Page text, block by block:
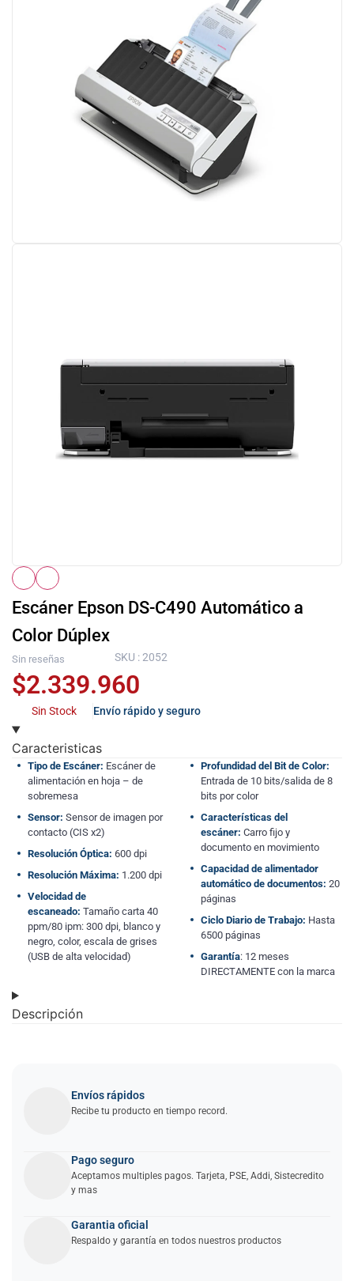
Escáner Epson DS-C490 Automático a
Color Dúplex
Sin reseñas SKU : 2052
$2.339.960
Sin Stock Envío rápido y seguro
Caracteristicas
Tipo de Escáner: Escáner de
alimentación en hoja – de
sobremesa
Sensor: Sensor de imagen por
contacto (CIS x2)
Resolución Óptica: 600 dpi
Resolución Máxima: 1.200 dpi
Velocidad de
escaneado: Tamaño carta 40
ppm/80 ipm: 300 dpi, blanco y
negro, color, escala de grises
(USB de alta velocidad)
Profundidad del Bit de Color:
Entrada de 10 bits/salida de 8
bits por color
Características del
escáner: Carro fijo y
documento en movimiento
Capacidad de alimentador
automático de documentos: 20
páginas
Ciclo Diario de Trabajo: Hasta
6500 páginas
Garantía: 12 meses
DIRECTAMENTE con la marca
Descripción
Envíos rápidos
Recibe tu producto en tiempo record.
Pago seguro
Aceptamos multiples pagos. Tarjeta, PSE, Addi, Sistecredito
y mas
Garantia oficial
Respaldo y garantía en todos nuestros productos